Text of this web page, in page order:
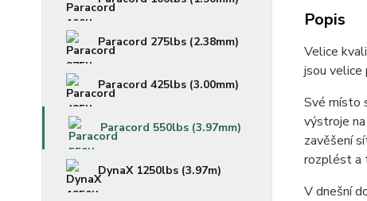
Paracord 275lbs (2.38mm)
Paracord 425lbs (3.00mm)
Paracord 550lbs (3.97mm)
DynaX 1250lbs (3.97m)
Popis
Velice
jsou velice
Své místo
výstroje
zavěšení
rozplést a
V dnešní